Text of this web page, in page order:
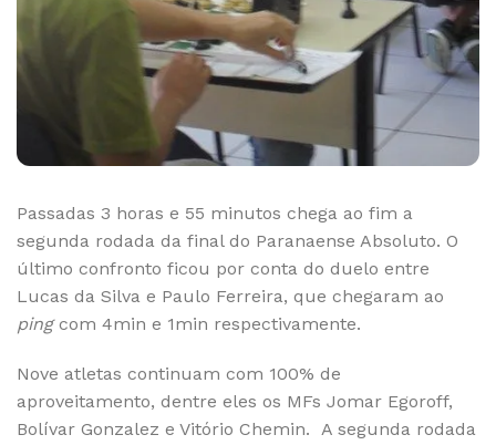
Passadas 3 horas e 55 minutos chega ao fim a
segunda rodada da final do Paranaense Absoluto. O
último confronto ficou por conta do duelo entre
Lucas da Silva e Paulo Ferreira, que chegaram ao
pingcom 4min e 1min respectivamente.
Nove atletas continuam com 100% de
aproveitamento, dentre eles os MFs Jomar Egoroff,
Bolívar Gonzalez e Vitório Chemin. A segunda rodada